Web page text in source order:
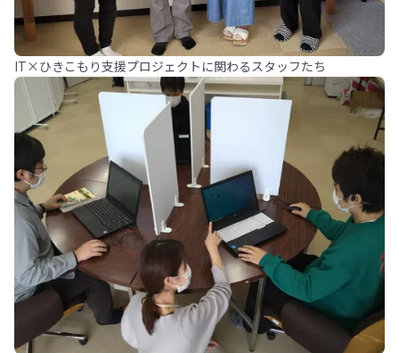
IT×ひきこもり支援プロジェクトに関わるスタッフたち